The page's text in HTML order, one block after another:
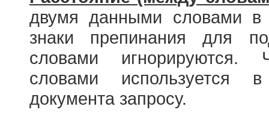
двумя данными словами в
знаки препинания для
словами игнорируются.
словами используется в
документа запросу.